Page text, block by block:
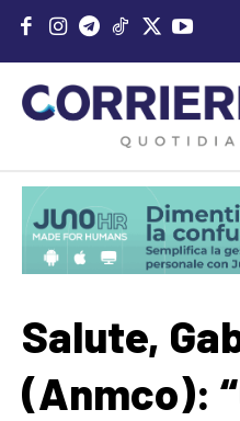
Salute,
(Anmco):